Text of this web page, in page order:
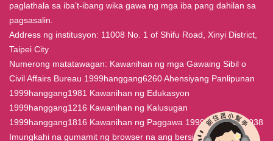
paglathala sa iba’t-ibang wika gawa ng mga iba pang dahilan sa
pagsasalin.
Address ng institusyon: 11008 No. 1 of Shifu Road, Xinyi District,
Taipei City
Numerong matatawagan: Kawanihan ng mga Gawaing Sibil o
Civil Affairs Bureau 1999hanggang6260 Ahensiyang Panlipunan
1999hanggang1981 Kawanihan ng Edukasyon
1999hanggang1216 Kawanihan ng Kalusugan
1999hanggang1816 Kawanihan ng Paggawa 1999hanggang7038
Imungkahi na gumamit ng browser na ang bersiyon ay IE4.0 o